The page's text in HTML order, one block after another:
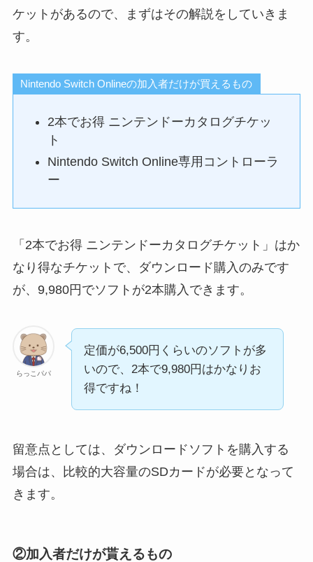
ケットがあるので、まずはその解説をしていきま
す。
Nintendo Switch Onlineの加入者だけが買えるもの
2本でお得 ニンテンドーカタログチケッ
ト
Nintendo Switch Online専用コントローラ
ー
「2本でお得 ニンテンドーカタログチケット」はか
なり得なチケットで、ダウンロード購入のみです
が、9,980円でソフトが2本購入できます。
らっこパパ
定価が6,500円くらいのソフトが多
いので、2本で9,980円はかなりお
得ですね！
留意点としては、ダウンロードソフトを購入する
場合は、比較的大容量のSDカードが必要となって
きます。
②加入者だけが貰えるもの